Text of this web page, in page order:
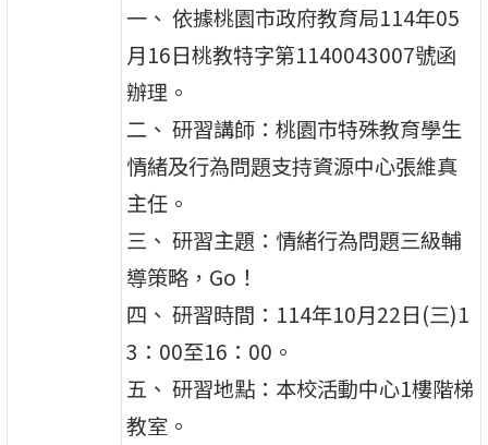
一、 依據桃園市政府教育局114年05
月16日桃教特字第1140043007號函
辦理。
二、 研習講師：桃園市特殊教育學生
情緒及行為問題支持資源中心張維真
主任。
三、 研習主題：情緒行為問題三級輔
導策略，Go！
四、 研習時間：114年10月22日(三)1
3：00至16：00。
五、 研習地點：本校活動中心1樓階梯
教室。